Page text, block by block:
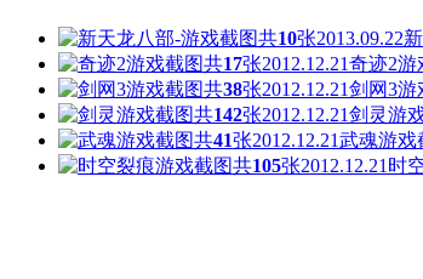
共10张2013.09.22
共17张2012.12.21奇迹2游
共38张2012.12.21剑网3游
共142张2012.12.21剑灵游
共41张2012.12.21武魂游戏
共105张2012.12.21 时